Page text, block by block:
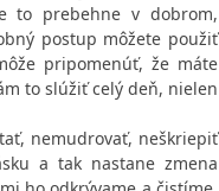
to prebehne v dobrom,
postup môžete použiť
pripomenúť, že máte
to slúžiť celý deň, nielen
nemudrovať, neškriepiť
a tak nastane zmena